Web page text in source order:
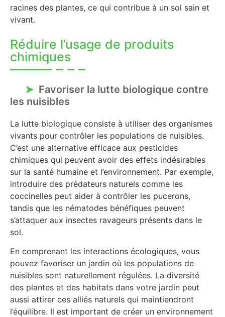
racines des plantes, ce qui contribue à un sol sain et
vivant.
Réduire l’usage de produits
chimiques
Favoriser la lutte biologique contre
les nuisibles
La lutte biologique consiste à utiliser des organismes
vivants pour contrôler les populations de nuisibles.
C’est une alternative efficace aux pesticides
chimiques qui peuvent avoir des effets indésirables
sur la santé humaine et l’environnement. Par exemple,
introduire des prédateurs naturels comme les
coccinelles peut aider à contrôler les pucerons,
tandis que les nématodes bénéfiques peuvent
s’attaquer aux insectes ravageurs présents dans le
sol.
En comprenant les interactions écologiques, vous
pouvez favoriser un jardin où les populations de
nuisibles sont naturellement régulées. La diversité
des plantes et des habitats dans votre jardin peut
aussi attirer ces alliés naturels qui maintiendront
l’équilibre. Il est important de créer un environnement